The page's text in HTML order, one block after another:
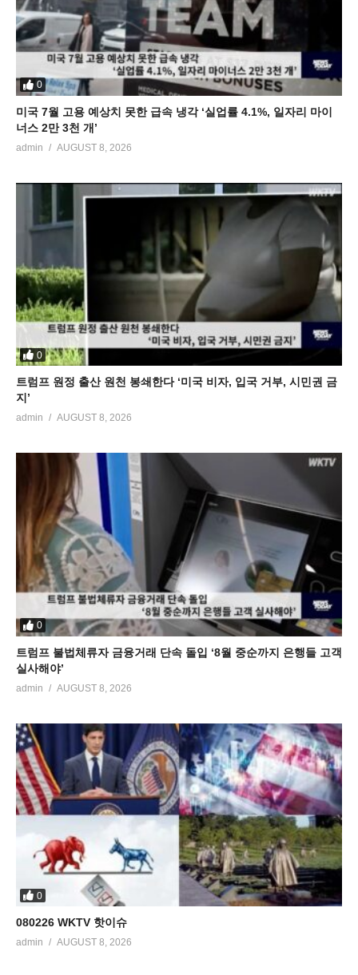
0
미국 7월 고용 예상치 못한 급속 냉각 ‘실업률 4.1%, 일자리 마이
너스 2만 3천 개’
admin AUGUST 8, 2026
0
트럼프 원정 출산 원천 봉쇄한다 ‘미국 비자, 입국 거부, 시민권 금
지’
admin AUGUST 8, 2026
0
트럼프 불법체류자 금융거래 단속 돌입 ‘8월 중순까지 은행들 고객
실사해야’
admin AUGUST 8, 2026
0
080226 WKTV 핫이슈
admin AUGUST 8, 2026